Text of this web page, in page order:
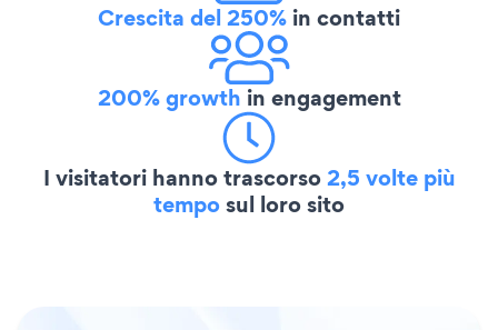
Crescita del 250% in contatti
200% growth in engagement
I visitatori hanno trascorso2,5 volte più
temposul loro sito